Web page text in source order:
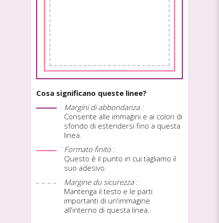
Cosa significano queste linee?
Margini di abbondanza :
Consente alle immagini e ai colori di
sfondo di estendersi fino a questa
linea.
Formato finito :
Questo è il punto in cui tagliamo il
suo adesivo.
Margine du sicurezza :
Mantenga il testo e le parti
importanti di un'immagine
all'interno di questa linea.